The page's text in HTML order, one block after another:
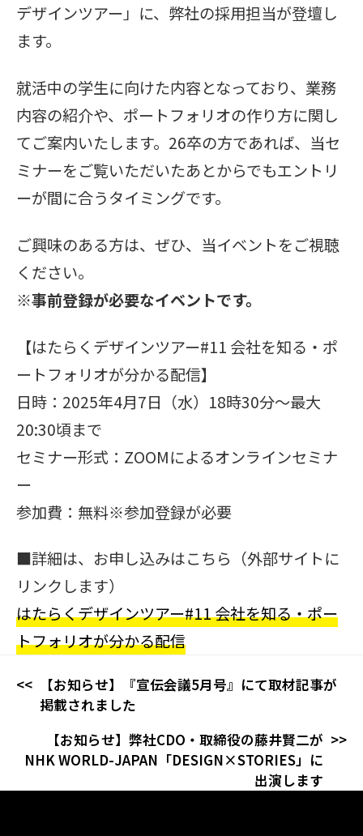
デザインツアー」に、弊社の採用担当が登壇し
ます。
就活中の学生に向けた内容となっており、業務
内容の紹介や、ポートフォリオの作り方に関し
てご案内いたします。26卒の方であれば、当セ
ミナーをご覧いただいたあとからでもエントリ
ーが間に合うタイミングです。
ご興味のある方は、ぜひ、当イベントをご視聴
ください。
※事前登録が必要なイベントです。
【はたらくデザインツアー#11 会社を知る・ポ
ートフォリオが分かる配信】
日時：2025年4月7日（水）18時30分〜最大
20:30頃まで
セミナー形式：ZOOMによるオンラインセミナ
ー
参加費：無料※参加登録が必要
■詳細は、お申し込みはこちら（外部サイトに
リンクします）
はたらくデザインツアー#11 会社を知る・ポー
トフォリオが分かる配信
【お知らせ】『宣伝会議5月号』にて取材記事が
掲載されました
【お知らせ】弊社CDO・取締役の藤井賢二が
NHK WORLD-JAPAN「DESIGN×STORIES」に
出演します